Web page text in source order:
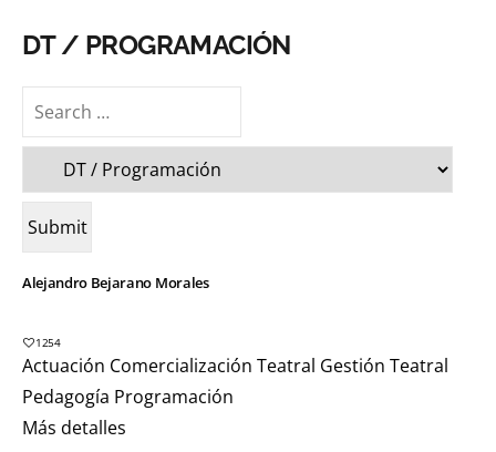
DT / PROGRAMACIÓN
Alejandro Bejarano Morales
1254
Actuación Comercialización Teatral Gestión Teatral
Pedagogía Programación
Más detalles